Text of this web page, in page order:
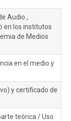
Audio ,
en los institutos
de Medios
en el medio y
y certificado de
teórica / Uso